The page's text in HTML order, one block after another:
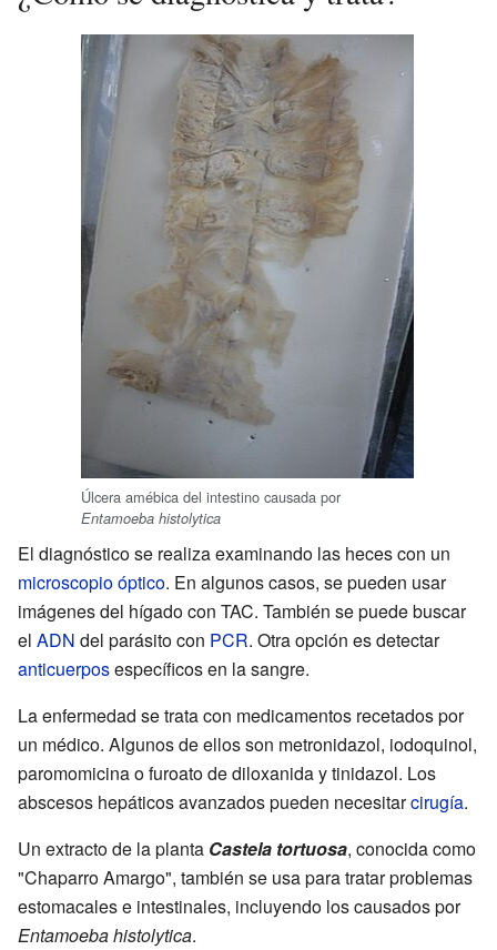
Úlcera amébica del intestino causada por
Entamoeba histolytica
El diagnóstico se realiza examinando las heces con un
microscopio óptico. En algunos casos, se pueden usar
imágenes del hígado con TAC. También se puede buscar
el ADN del parásito con PCR. Otra opción es detectar
anticuerposespecíficos en la sangre.
La enfermedad se trata con medicamentos recetados por
un médico. Algunos de ellos son metronidazol, iodoquinol,
paromomicina o furoato de diloxanida y tinidazol. Los
abscesos hepáticos avanzados pueden necesitarcirugía.
Un extracto de la planta Castela tortuosa, conocida como
"Chaparro Amargo", también se usa para tratar problemas
estomacales e intestinales, incluyendo los causados por
Entamoeba histolytica.